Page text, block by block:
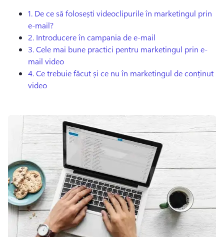
1. De ce să folosești videoclipurile în marketingul prin
e-mail?
2. Introducere în campania de e-mail
3.Cele mai bune practici pentru marketingul prin e-
mail video
4.Ce trebuie făcut și ce nu în marketingul de conținut
video